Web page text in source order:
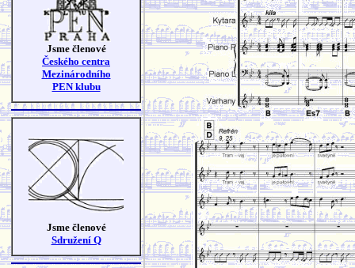
Jsme členové
Českého centra
Mezinárodního
PEN klubu
Jsme členové
Sdružení Q